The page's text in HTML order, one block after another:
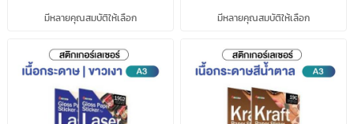
เครื่องพิมพ์เลเซอร์ Fuji
มีหลายคุณสมบัติให้เลือก
เครื่องพิมพ์เลเซอร์ Fuji
มีหลายคุณสมบัติให้เลือก